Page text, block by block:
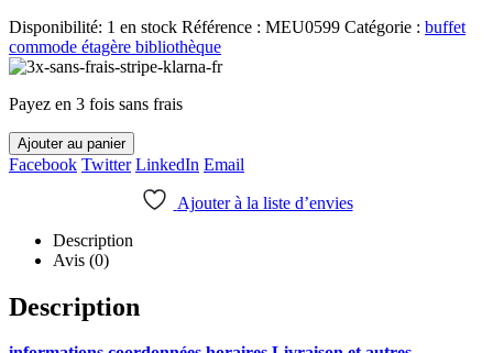
initial
était :
209,00 €.
actuel
est :
129,00 €.
Disponibilité: 1 en stock Référence : MEU0599 Catégorie : buffet
commode étagère bibliothèque
Payez en 3 fois sans frais
Ajouter au panier
Facebook Twitter LinkedIn Email
Ajouter à la liste d’envies
Description
Avis (0)
Description